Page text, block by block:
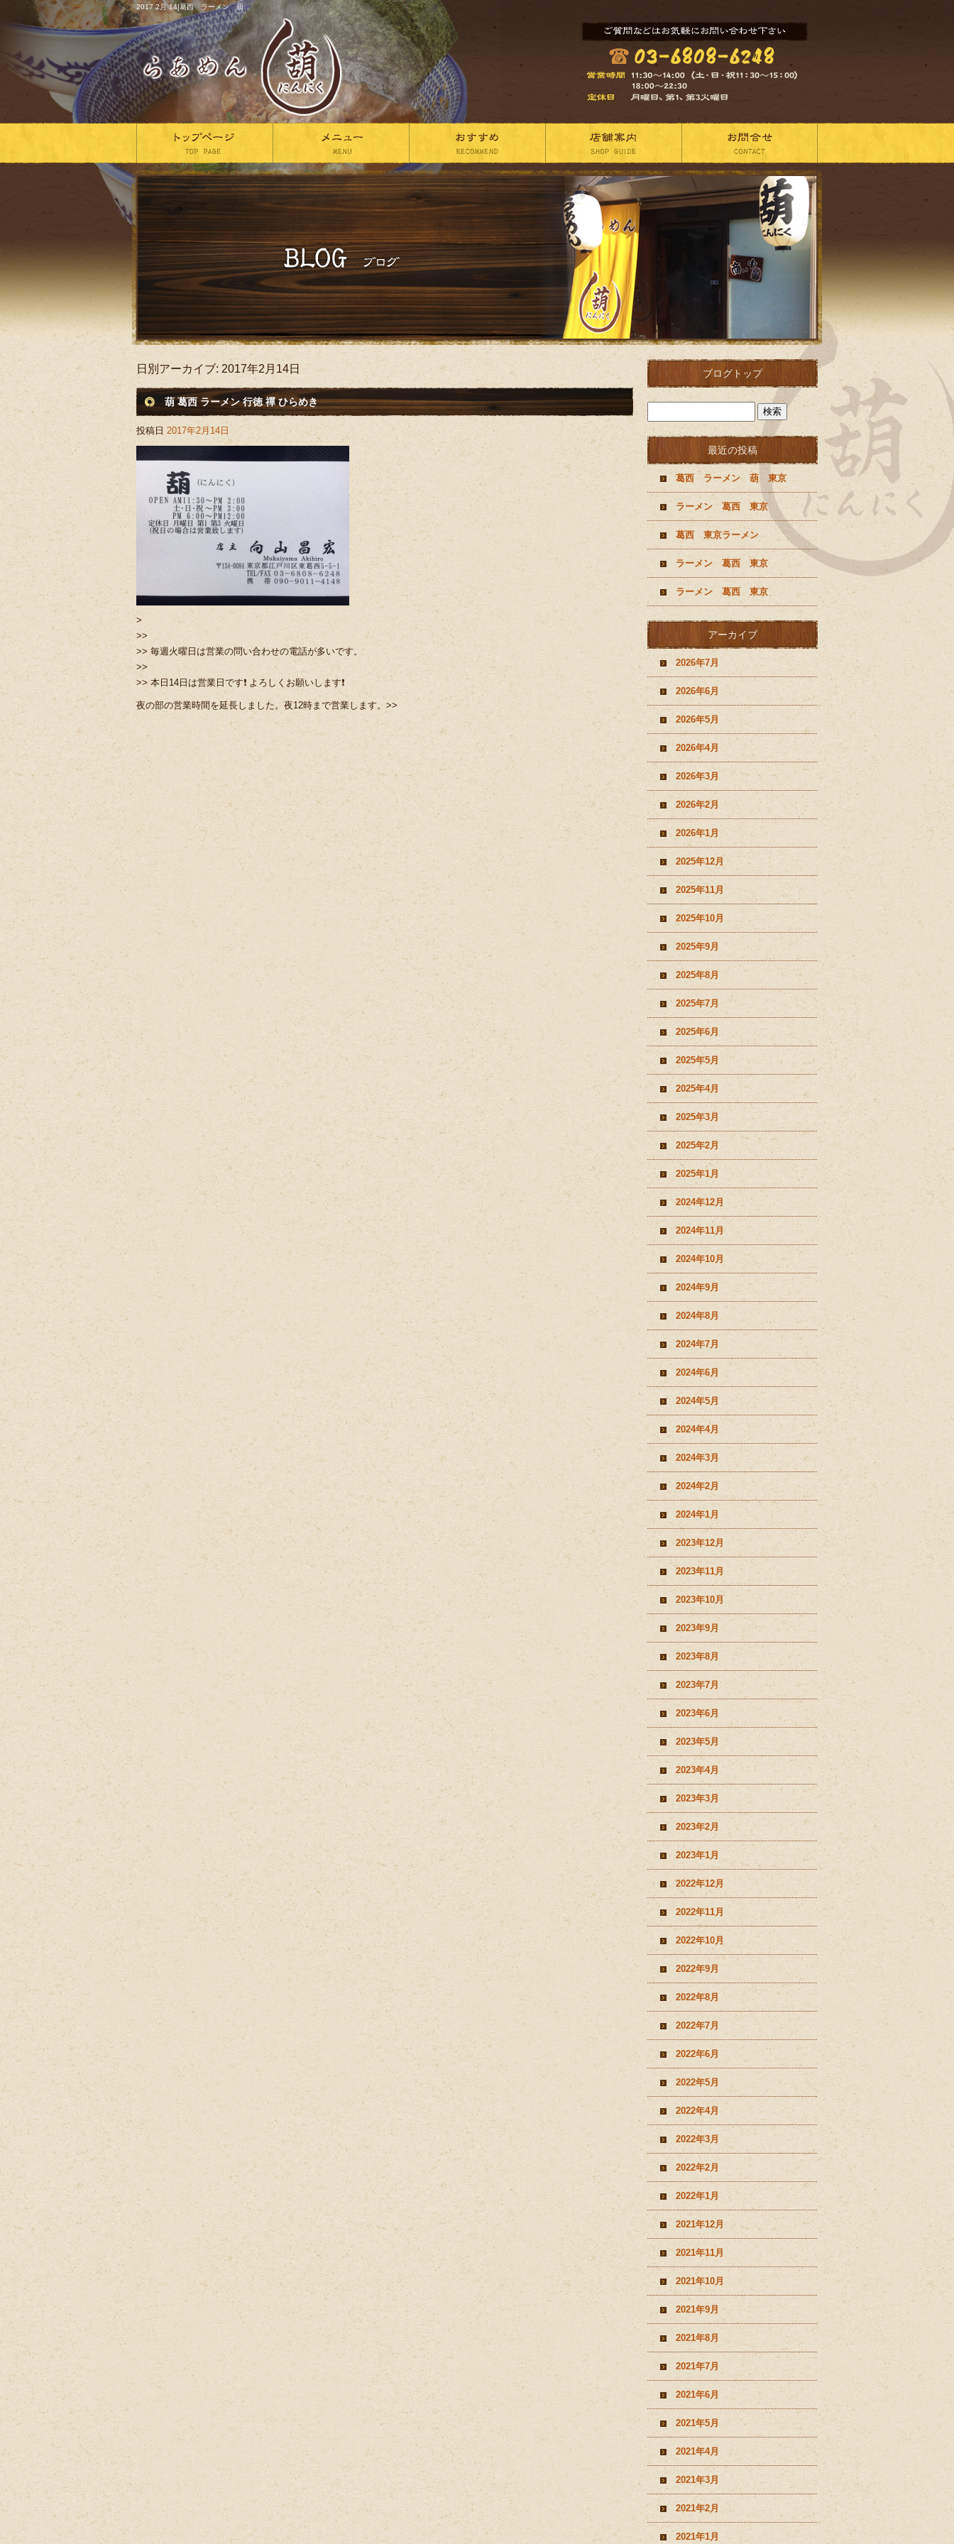
2017 2月 14|葛西 ラーメン 葫
日別アーカイブ: 2017年2月14日
葫 葛西 ラーメン 行徳 禪 ひらめき
投稿日 2017年2月14日
>
>>
>> 毎週火曜日は営業の問い合わせの電話が多いです。
>>
>> 本日14日は営業日です❗️ よろしくお願いします❗️
夜の部の営業時間を延長しました。夜12時まで営業します。>>
ブログトップ
最近の投稿
葛西 ラーメン 葫 東京
ラーメン 葛西 東京
葛西 東京ラーメン
ラーメン 葛西 東京
ラーメン 葛西 東京
アーカイブ
2026年7月
2026年6月
2026年5月
2026年4月
2026年3月
2026年2月
2026年1月
2025年12月
2025年11月
2025年10月
2025年9月
2025年8月
2025年7月
2025年6月
2025年5月
2025年4月
2025年3月
2025年2月
2025年1月
2024年12月
2024年11月
2024年10月
2024年9月
2024年8月
2024年7月
2024年6月
2024年5月
2024年4月
2024年3月
2024年2月
2024年1月
2023年12月
2023年11月
2023年10月
2023年9月
2023年8月
2023年7月
2023年6月
2023年5月
2023年4月
2023年3月
2023年2月
2023年1月
2022年12月
2022年11月
2022年10月
2022年9月
2022年8月
2022年7月
2022年6月
2022年5月
2022年4月
2022年3月
2022年2月
2022年1月
2021年12月
2021年11月
2021年10月
2021年9月
2021年8月
2021年7月
2021年6月
2021年5月
2021年4月
2021年3月
2021年2月
2021年1月